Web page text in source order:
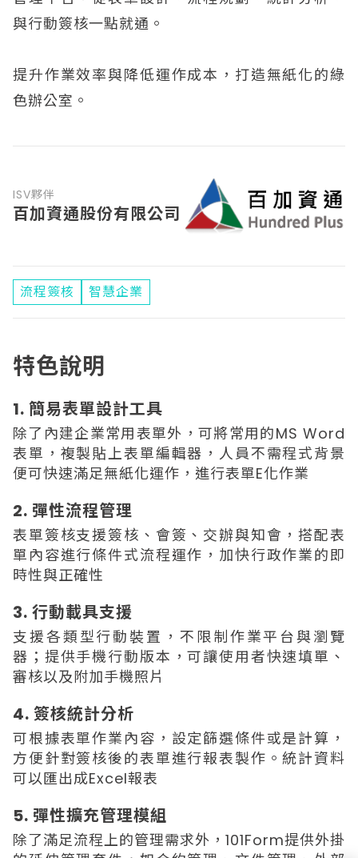
與行動簽核一點就通。
提升作業效率與降低運作成本，打造無紙化的綠
色辦公室。
ISV夥伴
百加資通股份有限公司
流程簽核 智慧企業
特色說明
1. 簡易表單設計工具
除了內建企業常用表單外，可將常用的MS Word
表單，複製貼上表單編輯器，人員不需程式背景
便可快速滿足無紙化運作，進行表單E化作業
2. 彈性流程管理
表單簽核支援簽核、會簽、交辦與知會，搭配表
單內容進行條件式流程運作，加快行政作業的即
時性與正確性
3. 行動載具支援
支援各類型行動裝置，不限制作業平台與瀏覽
器；提供手機行動版本，可讓使用者快速填單、
審核以及附加手機照片
4. 簽核統計分析
可根據表單作業內容，設定篩選條件或是計算，
方便針對簽核後的表單進行報表製作。統計資料
可以匯出成Excel報表
5. 彈性擴充管理模組
除了滿足流程上的管理需求外，101Form提供外掛